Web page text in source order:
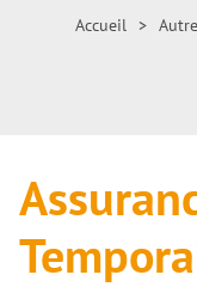
Accueil >